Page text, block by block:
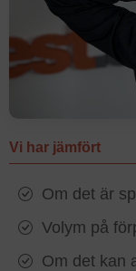
Vi har jämfört
Om det är
Volym på
Om det kan